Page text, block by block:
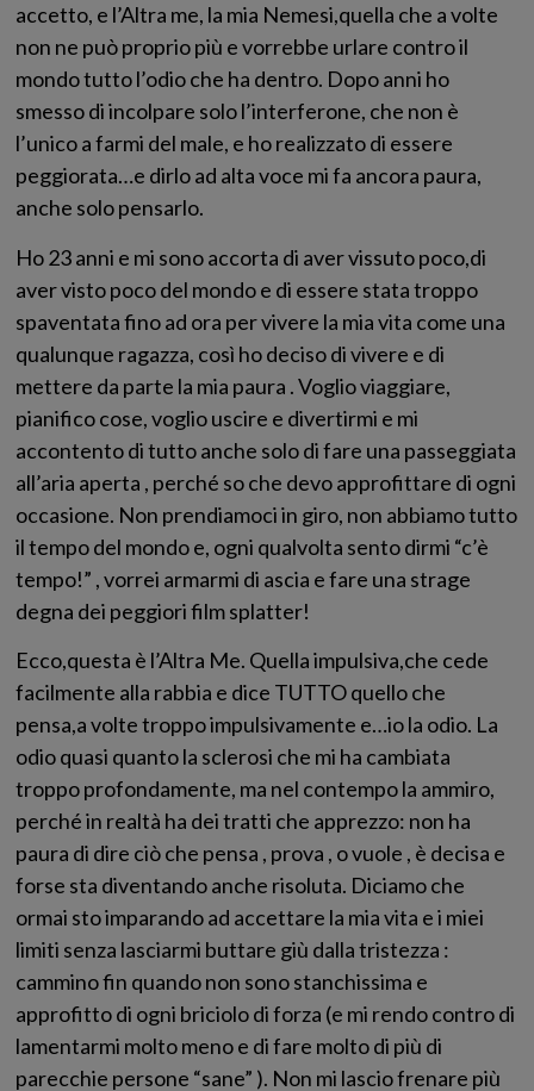
accetto, e l’Altra me, la mia Nemesi,quella che a volte
non ne può proprio più e vorrebbe urlare contro il
mondo tutto l’odio che ha dentro. Dopo anni ho
smesso di incolpare solo l’interferone, che non è
l’unico a farmi del male, e ho realizzato di essere
peggiorata…e dirlo ad alta voce mi fa ancora paura,
anche solo pensarlo.
Ho 23 anni e mi sono accorta di aver vissuto poco,di
aver visto poco del mondo e di essere stata troppo
spaventata fino ad ora per vivere la mia vita come una
qualunque ragazza, così ho deciso di vivere e di
mettere da parte la mia paura . Voglio viaggiare,
pianifico cose, voglio uscire e divertirmi e mi
accontento di tutto anche solo di fare una passeggiata
all’aria aperta , perché so che devo approfittare di ogni
occasione. Non prendiamoci in giro, non abbiamo tutto
il tempo del mondo e, ogni qualvolta sento dirmi “c’è
tempo!” , vorrei armarmi di ascia e fare una strage
degna dei peggiori film splatter!
Ecco,questa è l’Altra Me. Quella impulsiva,che cede
facilmente alla rabbia e dice TUTTO quello che
pensa,a volte troppo impulsivamente e…io la odio. La
odio quasi quanto la sclerosi che mi ha cambiata
troppo profondamente, ma nel contempo la ammiro,
perché in realtà ha dei tratti che apprezzo: non ha
paura di dire ciò che pensa , prova , o vuole , è decisa e
forse sta diventando anche risoluta. Diciamo che
ormai sto imparando ad accettare la mia vita e i miei
limiti senza lasciarmi buttare giù dalla tristezza :
cammino fin quando non sono stanchissima e
approfitto di ogni briciolo di forza (e mi rendo contro di
lamentarmi molto meno e di fare molto di più di
parecchie persone “sane” ). Non mi lascio frenare più